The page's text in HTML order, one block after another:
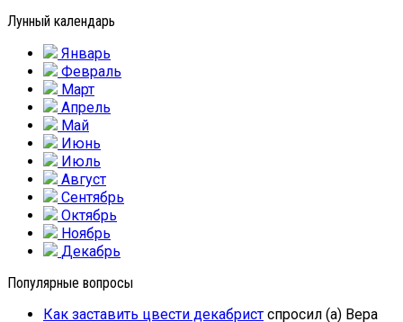
Лунный календарь
Январь
Февраль
Март
Апрель
Май
Июнь
Июль
Август
Сентябрь
Октябрь
Ноябрь
Декабрь
Популярные вопросы
Как заставить цвести декабрист спросил (а) Вера